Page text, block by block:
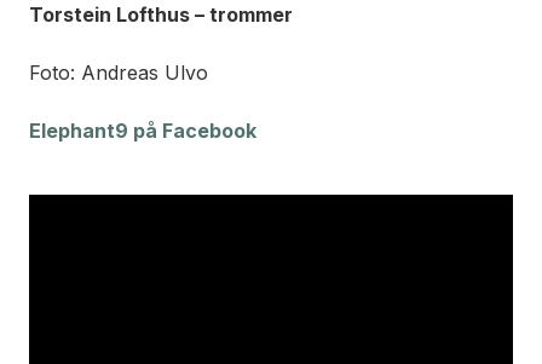
Torstein Lofthus – trommer
Foto: Andreas Ulvo
Elephant9 på Facebook